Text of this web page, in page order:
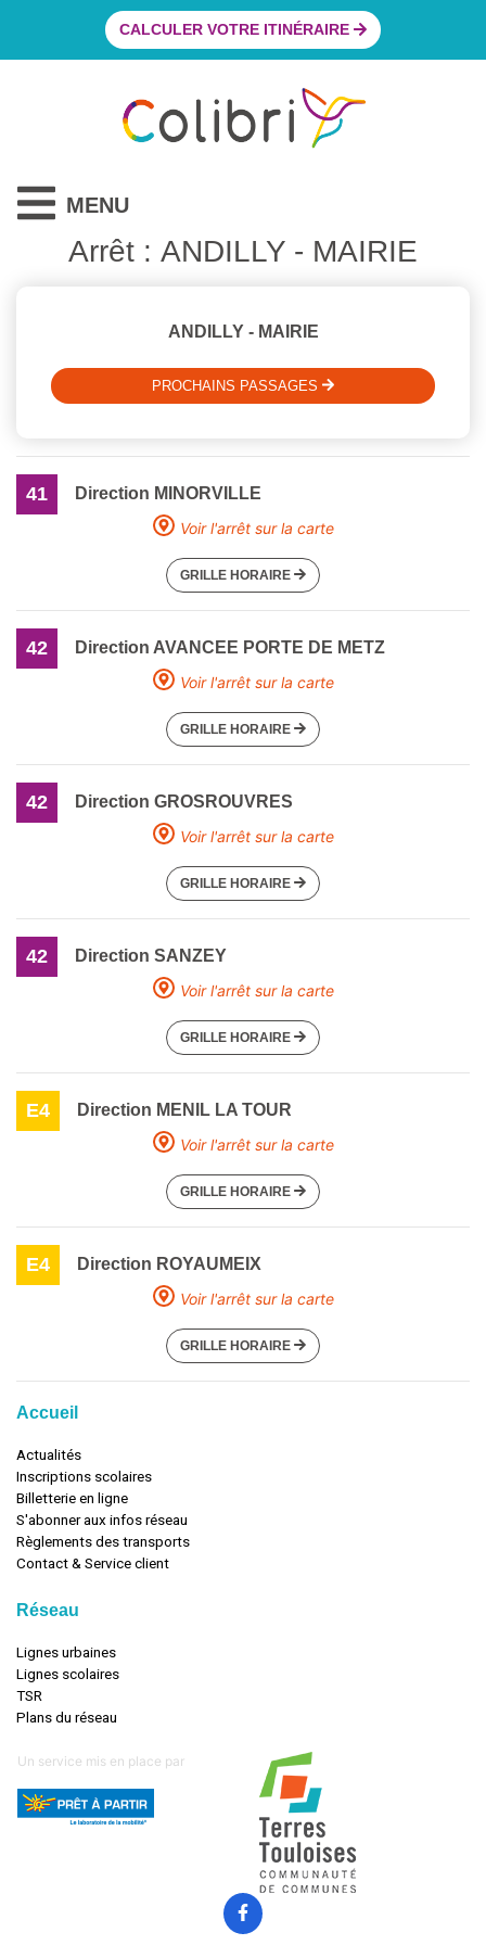
CALCULER VOTRE ITINÉRAIRE
MENU
Arrêt : ANDILLY - MAIRIE
ANDILLY - MAIRIE
PROCHAINS PASSAGES
41
Direction MINORVILLE
Voir l'arrêt sur la carte
GRILLE HORAIRE
42
Direction AVANCEE PORTE DE METZ
Voir l'arrêt sur la carte
GRILLE HORAIRE
42
Direction GROSROUVRES
Voir l'arrêt sur la carte
GRILLE HORAIRE
42
Direction SANZEY
Voir l'arrêt sur la carte
GRILLE HORAIRE
E4
Direction MENIL LA TOUR
Voir l'arrêt sur la carte
GRILLE HORAIRE
E4
Direction ROYAUMEIX
Voir l'arrêt sur la carte
GRILLE HORAIRE
Accueil
Actualités
Inscriptions scolaires
Billetterie en ligne
S'abonner aux infos réseau
Règlements des transports
Contact & Service client
Réseau
Lignes urbaines
Lignes scolaires
TSR
Plans du réseau
Un service mis en place par